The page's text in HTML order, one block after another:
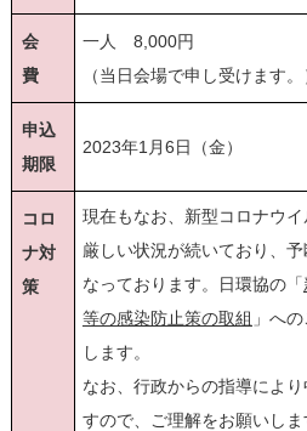
会
費
一人 8,000円
（当日会場で申し受けます。
申込
期限
2023年1月6日（金）
コロ
ナ対
策
現在もなお、新型コロナウイ
厳しい状況が続いており、
なっております。日環協の「
等の感染防止策の取組 」へ
します。
なお、行政からの指導によ
すので、ご理解をお願いしま